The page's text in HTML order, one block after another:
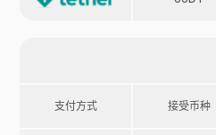
支付方式 接受币种